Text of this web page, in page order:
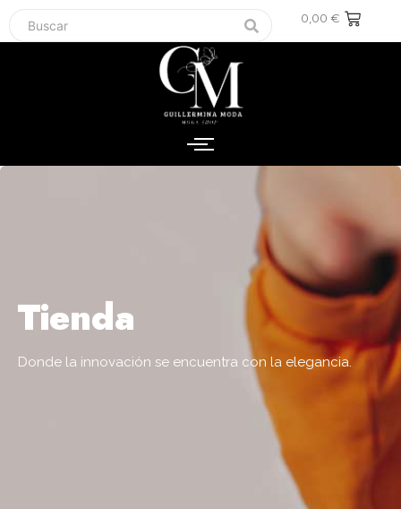
0,00€
Tienda
Donde la innovación se encuentra con la elegancia.